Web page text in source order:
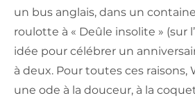
un bus anglais, dans un
roulotte à « Deûle insolite » (sur
idée pour célébrer un
à deux. Pour toutes ces raisons,
une ode à la douceur, à la